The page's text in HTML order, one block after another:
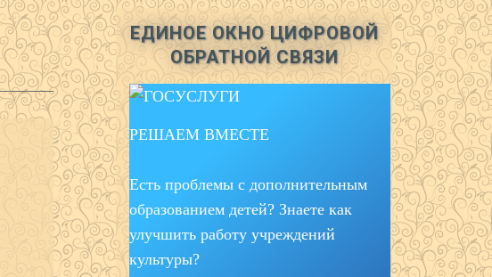
ЕДИНОЕ ОКНО ЦИФРОВОЙ
ОБРАТНОЙ СВЯЗИ
РЕШАЕМ ВМЕСТЕ
Есть проблемы с дополнительным
образованием детей? Знаете как
улучшить работу учреждений
культуры?